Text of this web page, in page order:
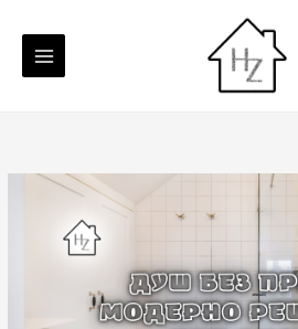
content